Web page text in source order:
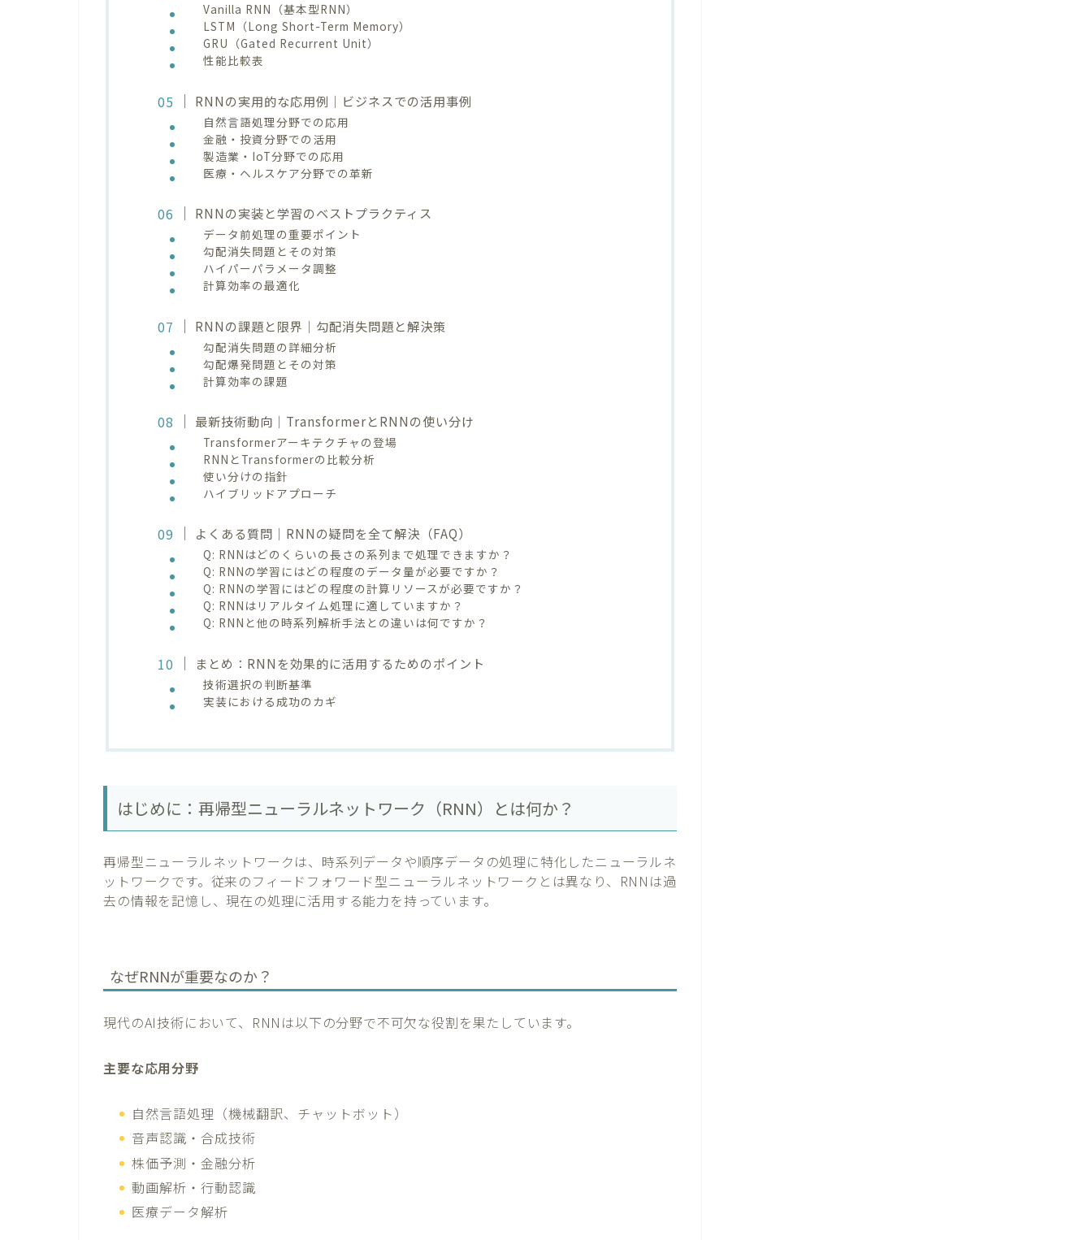
Vanilla RNN（基本型RNN）
LSTM（Long Short-Term Memory）
GRU（Gated Recurrent Unit）
性能比較表
RNNの実用的な応用例｜ビジネスでの活用事例
自然言語処理分野での応用
金融・投資分野での活用
製造業・IoT分野での応用
医療・ヘルスケア分野での革新
RNNの実装と学習のベストプラクティス
データ前処理の重要ポイント
勾配消失問題とその対策
ハイパーパラメータ調整
計算効率の最適化
RNNの課題と限界｜勾配消失問題と解決策
勾配消失問題の詳細分析
勾配爆発問題とその対策
計算効率の課題
最新技術動向｜TransformerとRNNの使い分け
Transformerアーキテクチャの登場
RNNとTransformerの比較分析
使い分けの指針
ハイブリッドアプローチ
よくある質問｜RNNの疑問を全て解決（FAQ）
Q: RNNはどのくらいの長さの系列まで処理できますか？
Q: RNNの学習にはどの程度のデータ量が必要ですか？
Q: RNNの学習にはどの程度の計算リソースが必要ですか？
Q: RNNはリアルタイム処理に適していますか？
Q: RNNと他の時系列解析手法との違いは何ですか？
まとめ：RNNを効果的に活用するためのポイント
技術選択の判断基準
実装における成功のカギ
はじめに：再帰型ニューラルネットワーク（RNN）とは何か？
再帰型ニューラルネットワークは、時系列データや順序データの処理に特化したニューラルネ
ットワークです。従来のフィードフォワード型ニューラルネットワークとは異なり、RNNは過
去の情報を記憶し、現在の処理に活用する能力を持っています。
なぜRNNが重要なのか？
現代のAI技術において、RNNは以下の分野で不可欠な役割を果たしています。
主要な応用分野
自然言語処理（機械翻訳、チャットボット）
音声認識・合成技術
株価予測・金融分析
動画解析・行動認識
医療データ解析